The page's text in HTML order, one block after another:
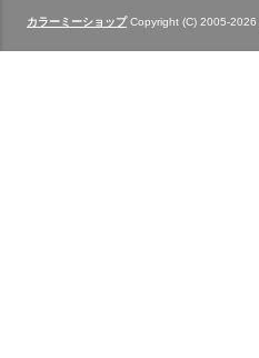
カラーミーショップCopyright (C) 2005-2026